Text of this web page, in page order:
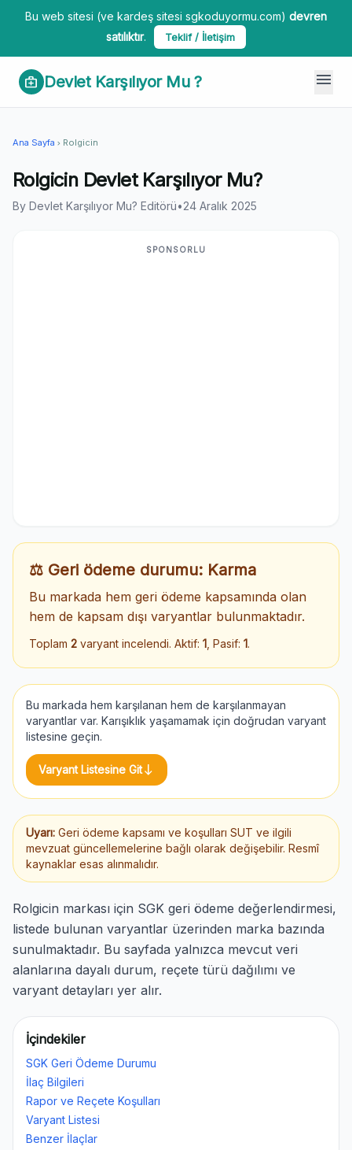
Bu web sitesi (ve kardeş sitesi sgkoduyormu.com) devren
satılıktır. Teklif / İletişim
medical_services Devlet Karşılıyor Mu ? menu
Ana Sayfa chevron_right Rolgicin
Rolgicin Devlet Karşılıyor Mu?
By Devlet Karşılıyor Mu? Editörü•24 Aralık 2025
SPONSORLU
⚖️ Geri ödeme durumu: Karma
Bu markada hem geri ödeme kapsamında olan
hem de kapsam dışı varyantlar bulunmaktadır.
Toplam 2 varyant incelendi. Aktif: 1 , Pasif: 1.
Bu markada hem karşılanan hem de karşılanmayan
varyantlar var. Karışıklık yaşamamak için doğrudan varyant
listesine geçin.
Varyant Listesine Gitsouth
Uyarı: Geri ödeme kapsamı ve koşulları SUT ve ilgili
mevzuat güncellemelerine bağlı olarak değişebilir. Resmî
kaynaklar esas alınmalıdır.
Rolgicin markası için SGK geri ödeme değerlendirmesi,
listede bulunan varyantlar üzerinden marka bazında
sunulmaktadır. Bu sayfada yalnızca mevcut veri
alanlarına dayalı durum, reçete türü dağılımı ve
varyant detayları yer alır.
İçindekiler
SGK Geri Ödeme Durumu
İlaç Bilgileri
Rapor ve Reçete Koşulları
Varyant Listesi
Benzer İlaçlar